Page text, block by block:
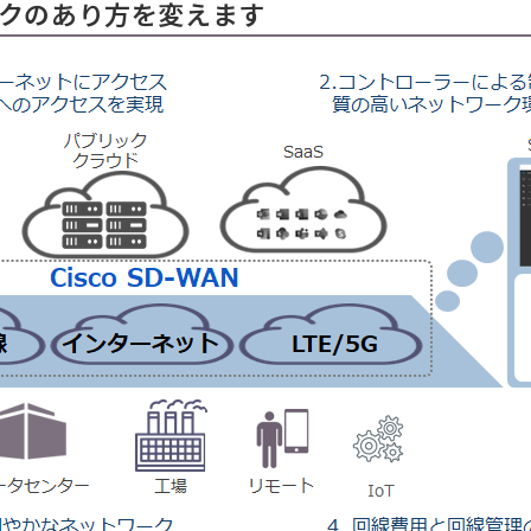
のあり方を変えます